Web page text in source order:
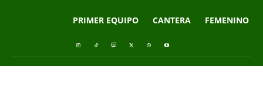
PRIMER EQUIPO CANTERA FEMENINO